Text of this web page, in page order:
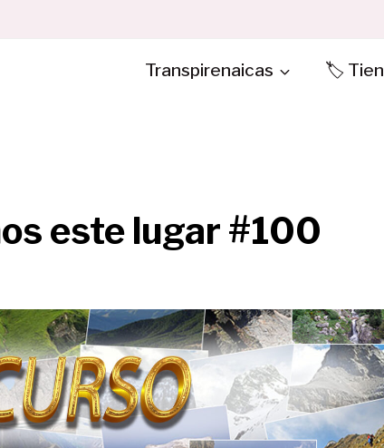
Transpirenaicas 🏷️
este lugar #100